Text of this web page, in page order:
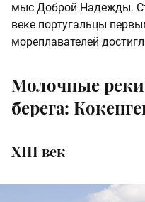
мыс Доброй Надежды.
веке португальцы
мореплавателей
Молочные
берега:
XIII век